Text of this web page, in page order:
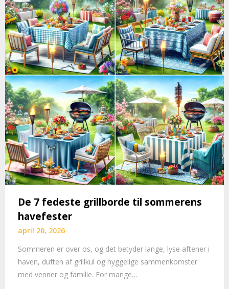
De 7 fedeste grillborde til sommerens
havefester
april 20, 2026
Sommeren er over os, og det betyder lange, lyse aftener i
haven, duften af grillkul og hyggelige sammenkomster
med venner og familie. For mange…